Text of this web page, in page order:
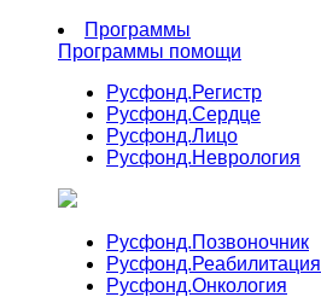
Программы
Программы помощи
Русфонд.Регистр
Русфонд.Сердце
Русфонд.Лицо
Русфонд.Неврология
Русфонд.Позвоночник
Русфонд.Реабилитация
Русфонд.Онкология